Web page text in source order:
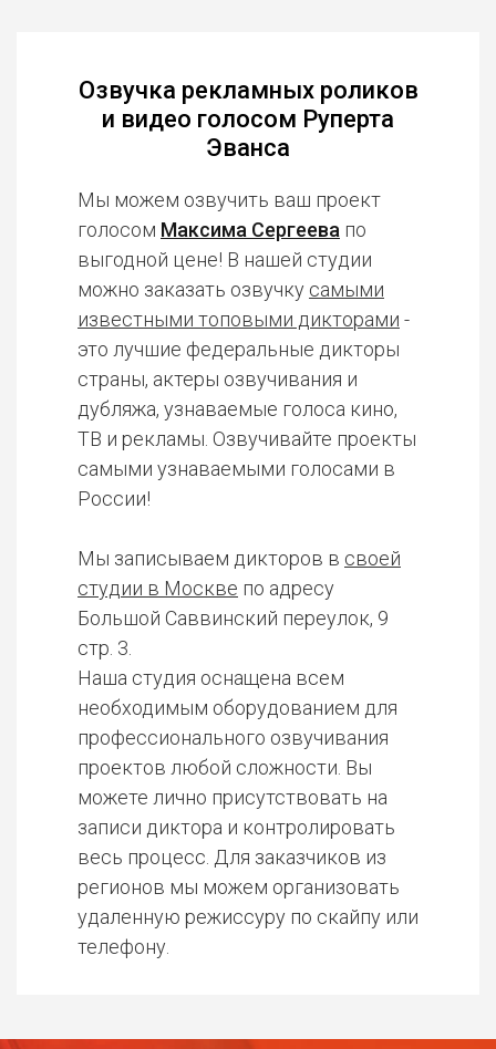
Озвучка рекламных роликов
и видео голосом Руперта
Эванса
Мы можем озвучить ваш проект
голосом Максима Сергеева по
выгодной цене! В нашей студии
можно заказать озвучку самыми
известными топовыми дикторами -
это лучшие федеральные дикторы
страны, актеры озвучивания и
дубляжа, узнаваемые голоса кино,
ТВ и рекламы. Озвучивайте проекты
самыми узнаваемыми голосами в
России!
Мы записываем дикторов в своей
студии в Москве по адресу
Большой Саввинский переулок, 9
стр. 3.
Наша студия оснащена всем
необходимым оборудованием для
профессионального озвучивания
проектов любой сложности. Вы
можете лично присутствовать на
записи диктора и контролировать
весь процесс. Для заказчиков из
регионов мы можем организовать
удаленную режиссуру по скайпу или
телефону.